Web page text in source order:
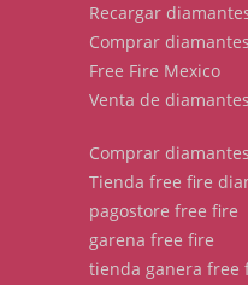
Recargar
Comprar
Free Fire Mexico
Venta de
Comprar
Tienda free fire
pagostore free fire
garena free fire
tienda ganera free